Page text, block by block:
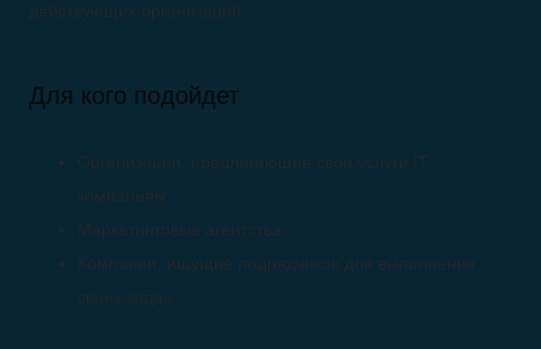
действующих организаций.
Для кого подойдет
Организации, предлагающие свои услуги IT
компаниям
Маркетинговые агентства
Компании, ищущие подрядчиков для выполнения
своих задач.